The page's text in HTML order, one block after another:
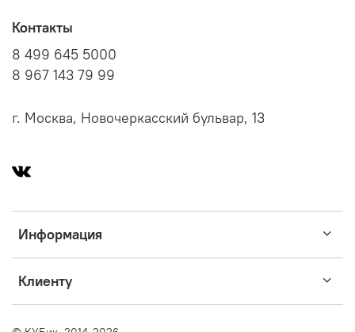
Информация
Клиенту
Контакты
8 499 645 5000
8 967 143 79 99
г. Москва, Новочеркасский бульвар, 13